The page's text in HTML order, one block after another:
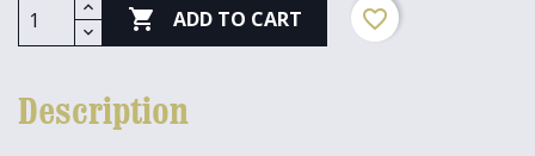
 ADD TO CART favorite_border
Description